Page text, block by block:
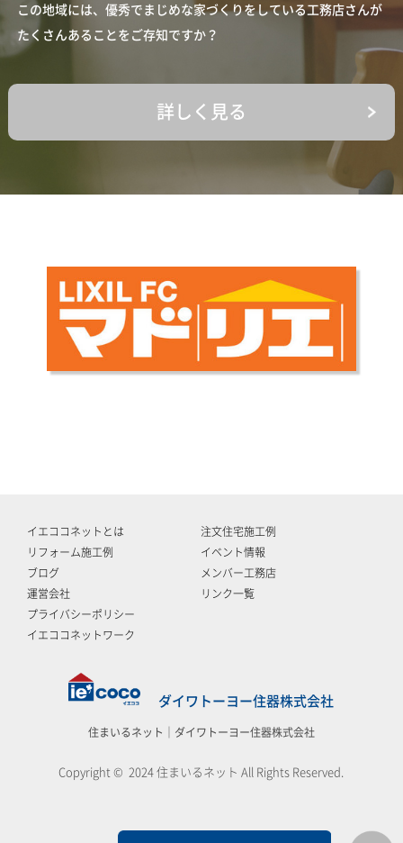
この地域には、優秀でまじめな家づくりをしている工務店さんが
たくさんあることをご存知ですか？
詳しく見る
イエココネットとは
注文住宅施工例
リフォーム施工例
イベント情報
ブログ
メンバー工務店
運営会社
リンク一覧
プライバシーポリシー
イエココネットワーク
ダイワトーヨー住器株式会社
住まいるネット｜ダイワトーヨー住器株式会社
Copyright © 2024 住まいるネット All Rights Reserved.